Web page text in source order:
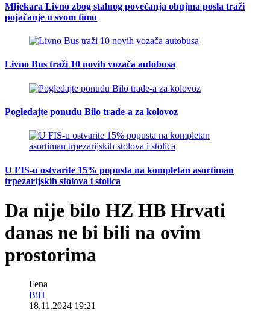
Mljekara Livno zbog stalnog povećanja obujma posla traži
pojačanje u svom timu
Livno Bus traži 10 novih vozača autobusa
Pogledajte ponudu Bilo trade-a za kolovoz
U FIS-u ostvarite 15% popusta na kompletan asortiman
trpezarijskih stolova i stolica
Da nije bilo HZ HB Hrvati
danas ne bi bili na ovim
prostorima
Fena
BiH
18.11.2024 19:21